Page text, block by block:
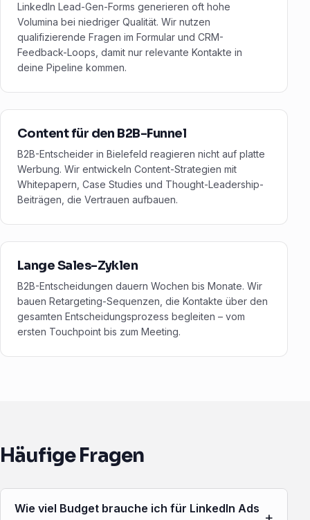
LinkedIn Lead-Gen-Forms generieren oft hohe
Volumina bei niedriger Qualität. Wir nutzen
qualifizierende Fragen im Formular und CRM-
Feedback-Loops, damit nur relevante Kontakte in
deine Pipeline kommen.
Content für den B2B-Funnel
B2B-Entscheider in Bielefeld reagieren nicht auf platte
Werbung. Wir entwickeln Content-Strategien mit
Whitepapern, Case Studies und Thought-Leadership-
Beiträgen, die Vertrauen aufbauen.
Lange Sales-Zyklen
B2B-Entscheidungen dauern Wochen bis Monate. Wir
bauen Retargeting-Sequenzen, die Kontakte über den
gesamten Entscheidungsprozess begleiten – vom
ersten Touchpoint bis zum Meeting.
Häufige Fragen
Wie viel Budget brauche ich für LinkedIn Ads